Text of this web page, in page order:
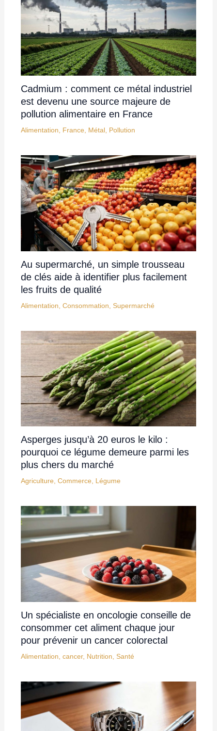
Cadmium : comment ce métal industriel
est devenu une source majeure de
pollution alimentaire en France
Alimentation France Métal, Pollution
Au supermarché, un simple trousseau
de clés aide à identifier plus facilement
les fruits de qualité
Alimentation Consommation Supermarché
Asperges jusqu’à 20 euros le kilo :
pourquoi ce légume demeure parmi les
plus chers du marché
Agriculture, Commerce, Légume
Un spécialiste en oncologie conseille de
consommer cet aliment chaque jour
pour prévenir un cancer colorectal
Alimentation cancer, Nutrition Santé